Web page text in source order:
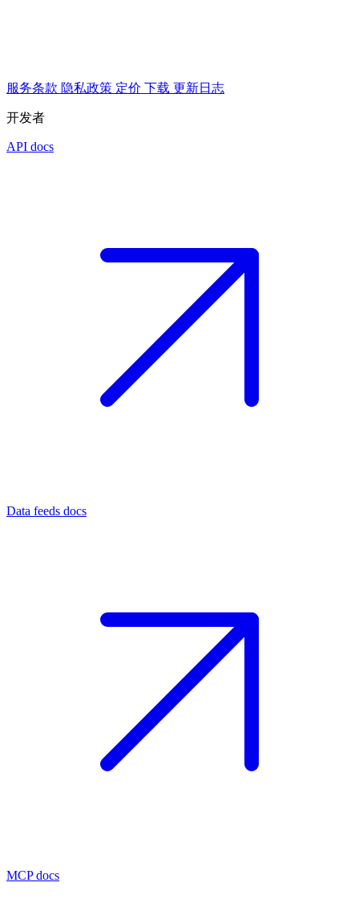
服务条款 隐私政策 定价 下载 更新日志
开发者
API docs
Data feeds docs
MCP docs